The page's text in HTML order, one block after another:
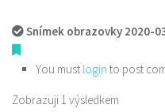
Snímek obrazovky 2020-
You must login to post
Zobrazuji 1 výsledkem